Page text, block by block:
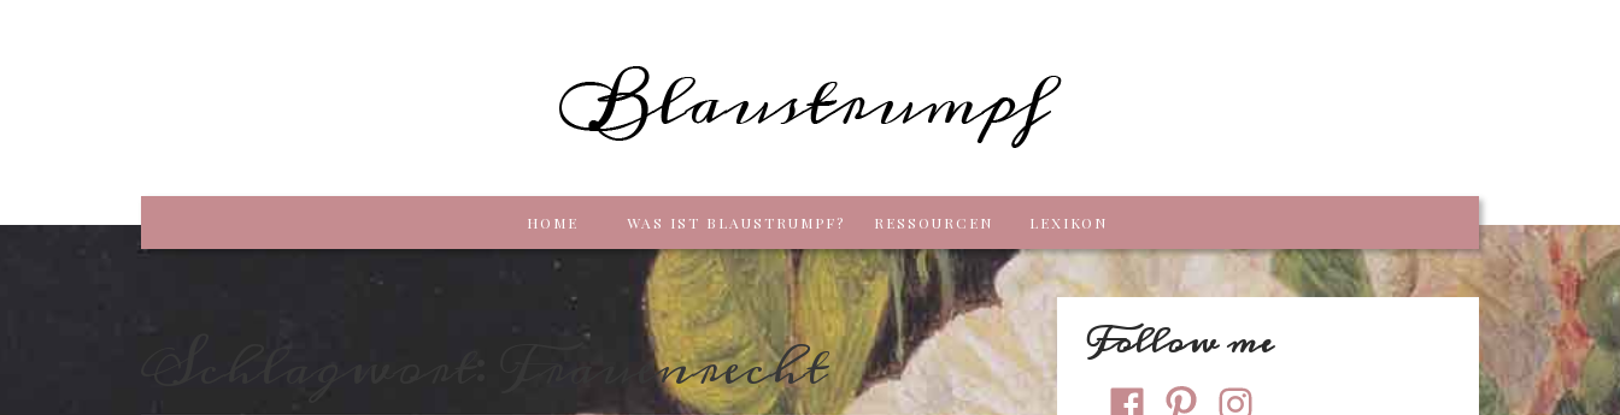
Blaustrumpf
HOME WAS IST BLAUSTRUMPF? RESSOURCEN LEXIKON
Frauenrecht Follow me
facebookpinterestinstagram